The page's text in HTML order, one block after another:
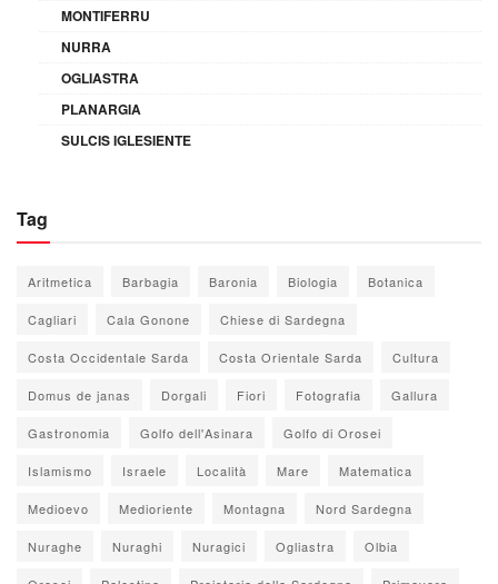
MONTIFERRU
NURRA
OGLIASTRA
PLANARGIA
SULCIS IGLESIENTE
Tag
Aritmetica Barbagia Baronia Biologia Botanica
Cagliari Cala Gonone Chiese di Sardegna
Costa Occidentale Sarda Costa Orientale Sarda Cultura
Domus de janas Dorgali Fiori Fotografia Gallura
Gastronomia Golfo dell'Asinara Golfo di Orosei
Islamismo Israele Località Mare Matematica
Medioevo Medioriente Montagna Nord Sardegna
Nuraghe Nuraghi Nuragici Ogliastra Olbia